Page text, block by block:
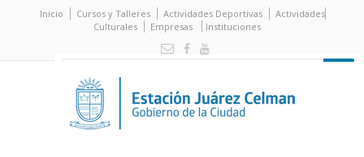
Inicio Cursos y Talleres Actividades Deportivas
Actividades
Culturales
Empresas Instituciones